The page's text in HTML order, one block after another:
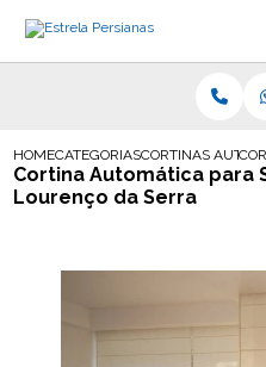
HOMECATEGORIASCORTINAS
Cortina Automática para
Lourenço da Serra